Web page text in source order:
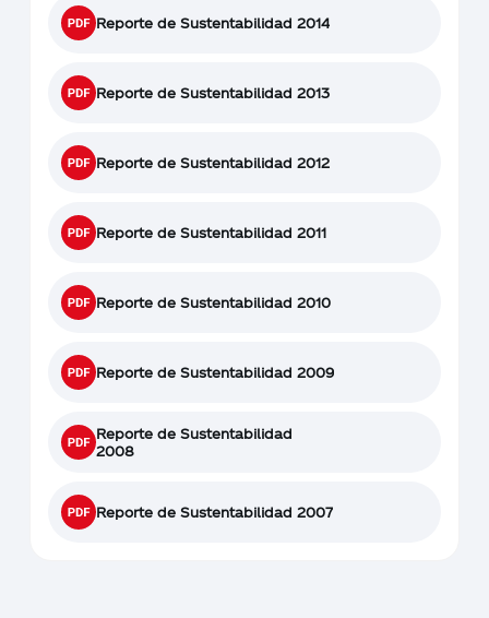
Reporte de Sustentabilidad 2014
Reporte de Sustentabilidad 2013
Reporte de Sustentabilidad 2012
Reporte de Sustentabilidad 2011
Reporte de Sustentabilidad 2010
Reporte de Sustentabilidad 2009
Reporte de Sustentabilidad
2008
Reporte de Sustentabilidad 2007